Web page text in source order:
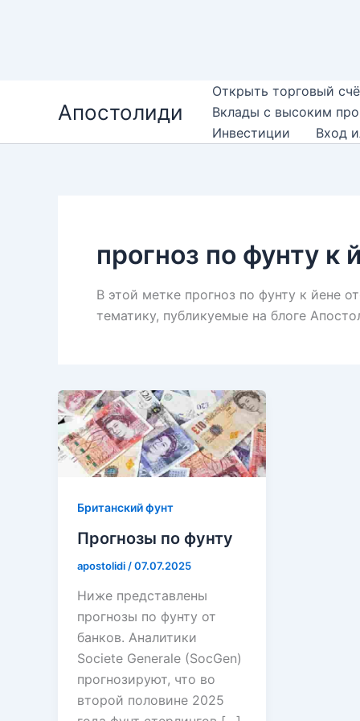
Апостолиди
Открыть торговый
Вклады с высоким
Инвестиции
Вход
прогноз по фунту к
В этой метке прогноз по фунту к йене
тематику, публикуемые на блоге
Британский фунт
Прогнозы по фунту
apostolidi /07.07.2025
Ниже представлены
прогнозы по фунту от
банков. Аналитики
Societe Generale (SocGen)
прогнозируют, что во
второй половине 2025